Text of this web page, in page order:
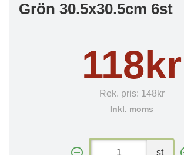
Grön 30.5x30.5cm 6st
118kr
Rek. pris: 148kr
Inkl. moms
st